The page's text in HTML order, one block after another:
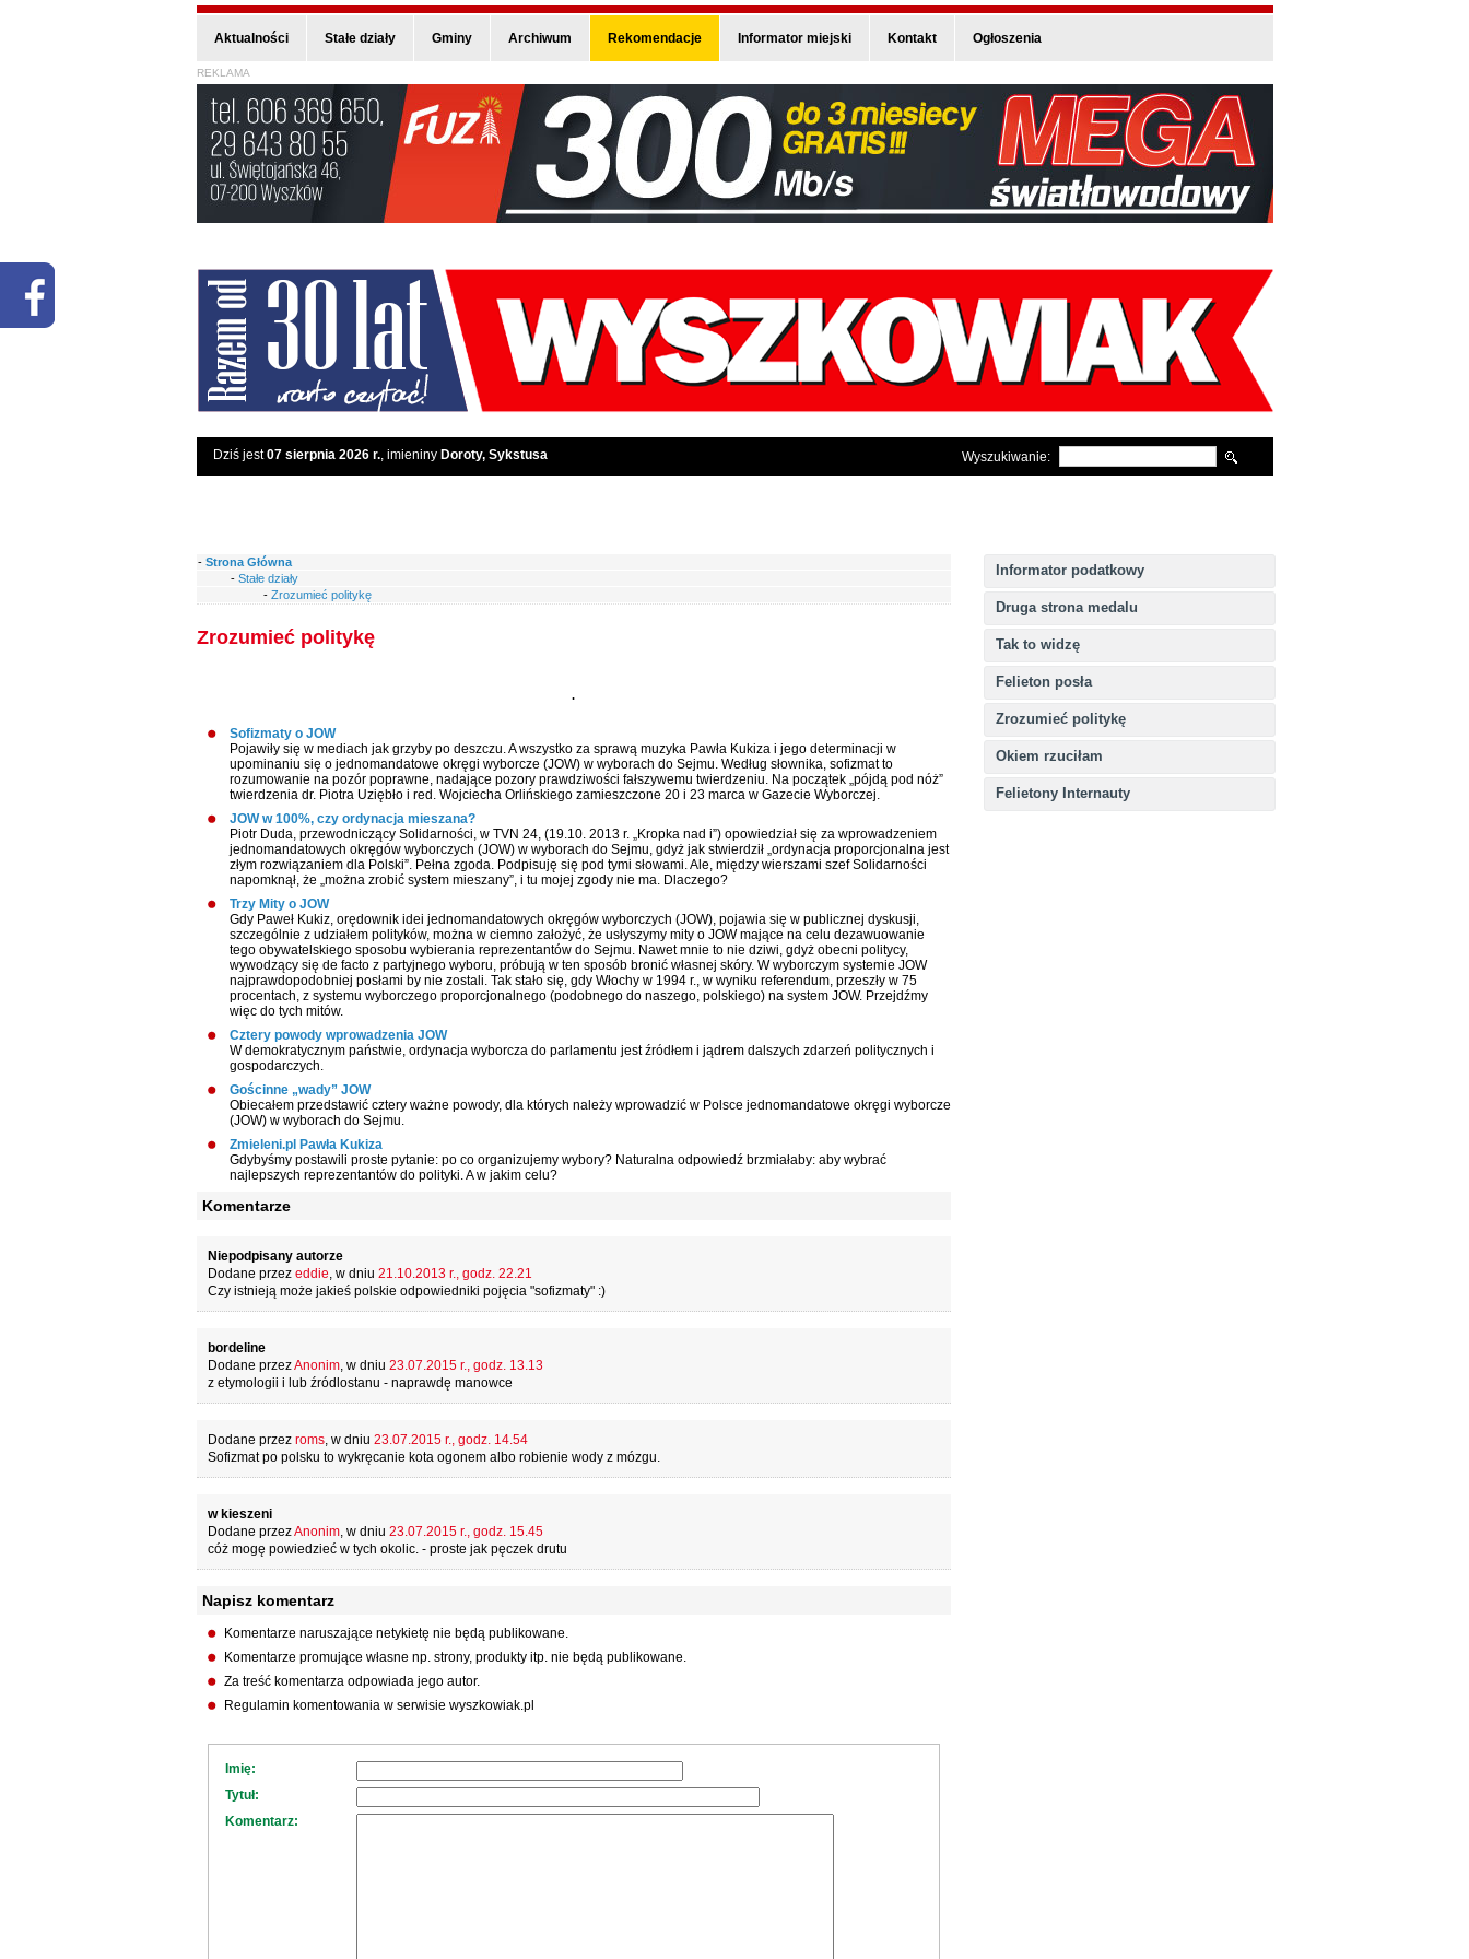
Aktualności Stałe działy Gminy Archiwum Rekomendacje Informator miejski Kontakt Ogłoszenia
REKLAMA
Dziś jest07 sierpnia 2026 r., imieniny Doroty, Sykstusa Wyszukiwanie:
Informator podatkowy
Druga strona medalu
Tak to widzę
Felieton posła
Zrozumieć politykę
Okiem rzuciłam
Felietony Internauty
- Strona Główna
- Stałe działy
- Zrozumieć politykę
Zrozumieć politykę
.
Sofizmaty o JOW
Pojawiły się w mediach jak grzyby po deszczu. A wszystko za sprawą muzyka Pawła Kukiza i jego determinacji w
upominaniu się o jednomandatowe okręgi wyborcze (JOW) w wyborach do Sejmu. Według słownika, sofizmat to
rozumowanie na pozór poprawne, nadające pozory prawdziwości fałszywemu twierdzeniu. Na początek „pójdą pod nóż”
twierdzenia dr. Piotra Uziębło i red. Wojciecha Orlińskiego zamieszczone 20 i 23 marca w Gazecie Wyborczej.
JOW w 100%, czy ordynacja mieszana?
Piotr Duda, przewodniczący Solidarności, w TVN 24, (19.10. 2013 r. „Kropka nad i”) opowiedział się za wprowadzeniem
jednomandatowych okręgów wyborczych (JOW) w wyborach do Sejmu, gdyż jak stwierdził „ordynacja proporcjonalna jest
złym rozwiązaniem dla Polski”. Pełna zgoda. Podpisuję się pod tymi słowami. Ale, między wierszami szef Solidarności
napomknął, że „można zrobić system mieszany”, i tu mojej zgody nie ma. Dlaczego?
Trzy Mity o JOW
Gdy Paweł Kukiz, orędownik idei jednomandatowych okręgów wyborczych (JOW), pojawia się w publicznej dyskusji,
szczególnie z udziałem polityków, można w ciemno założyć, że usłyszymy mity o JOW mające na celu dezawuowanie
tego obywatelskiego sposobu wybierania reprezentantów do Sejmu. Nawet mnie to nie dziwi, gdyż obecni politycy,
wywodzący się de facto z partyjnego wyboru, próbują w ten sposób bronić własnej skóry. W wyborczym systemie JOW
najprawdopodobniej posłami by nie zostali. Tak stało się, gdy Włochy w 1994 r., w wyniku referendum, przeszły w 75
procentach, z systemu wyborczego proporcjonalnego (podobnego do naszego, polskiego) na system JOW. Przejdźmy
więc do tych mitów.
Cztery powody wprowadzenia JOW
W demokratycznym państwie, ordynacja wyborcza do parlamentu jest źródłem i jądrem dalszych zdarzeń politycznych i
gospodarczych.
Gościnne „wady” JOW
Obiecałem przedstawić cztery ważne powody, dla których należy wprowadzić w Polsce jednomandatowe okręgi wyborcze
(JOW) w wyborach do Sejmu.
Zmieleni.pl Pawła Kukiza
Gdybyśmy postawili proste pytanie: po co organizujemy wybory? Naturalna odpowiedź brzmiałaby: aby wybrać
najlepszych reprezentantów do polityki. A w jakim celu?
Komentarze
Niepodpisany autorze
Dodane przez eddie, w dniu 21.10.2013 r., godz. 22.21
Czy istnieją może jakieś polskie odpowiedniki pojęcia "sofizmaty" :)
bordeline
Dodane przezAnonim, w dniu 23.07.2015 r., godz. 13.13
z etymologii i lub źródlostanu - naprawdę manowce
Dodane przez roms, w dniu 23.07.2015 r., godz. 14.54
Sofizmat po polsku to wykręcanie kota ogonem albo robienie wody z mózgu.
w kieszeni
Dodane przezAnonim, w dniu 23.07.2015 r., godz. 15.45
cóż mogę powiedzieć w tych okolic. - proste jak pęczek drutu
Napisz komentarz
Komentarze naruszające netykietę nie będą publikowane.
Komentarze promujące własne np. strony, produkty itp. nie będą publikowane.
Za treść komentarza odpowiada jego autor.
Regulamin komentowania w serwisie wyszkowiak.pl
Imię:
Tytuł:
Komentarz: